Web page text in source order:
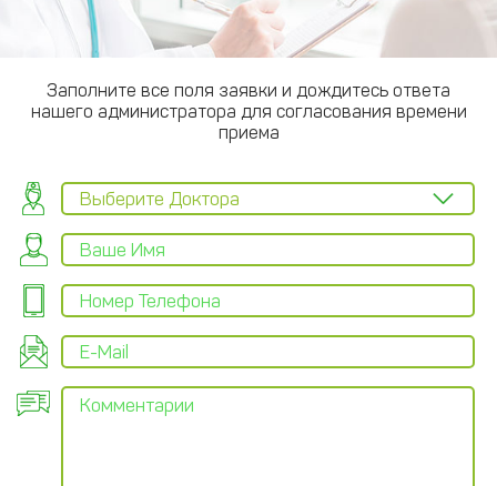
Заполните все поля заявки и дождитесь ответа
нашего администратора для согласования времени
приема